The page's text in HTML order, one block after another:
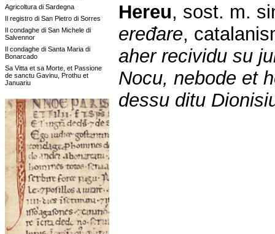
Agricoltura di Sardegna
Il registro di San Pietro di Sorres
Il condaghe di San Michele di
Salvennor
Il condaghe di Santa Maria di
Bonarcado
Sa Vitta et sa Morte, et Passione
de sanctu Gavinu, Prothu et
Januariu
Hereu, sost. m.
eređare,
aher recividu su
Nocu, nebode et
dessu ditu